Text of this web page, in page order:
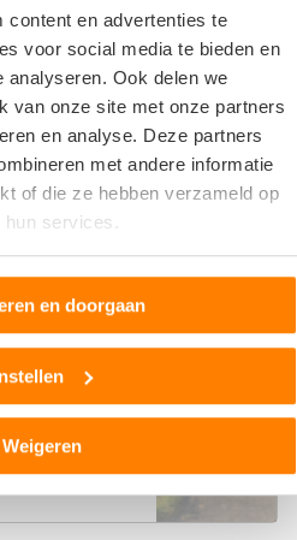
content en advertenties te
voor social media te bieden en
Ook delen we
van onze site met onze partners
en analyse. Deze partners
met andere informatie
of die ze hebben verzameld op
services.
en doorgaan
Weigeren
24